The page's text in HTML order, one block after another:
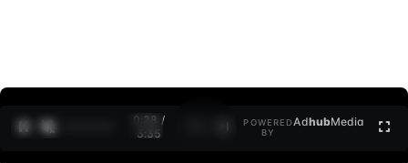
0:29 /
3:35
POWERED
BY
AdhubMedia